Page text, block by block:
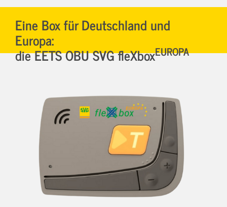
Eine Box für Deutschland und
Europa:
die EETS OBU SVG fleXboxEUROPA